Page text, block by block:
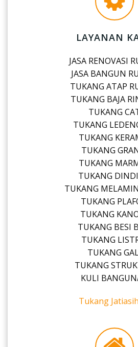
LAYANAN
JASA RENOVASI
JASA BANGUN
TUKANG ATAP
TUKANG BAJA
TUKANG
TUKANG
TUKANG
TUKANG
TUKANG
TUKANG
TUKANG
TUKANG
TUKANG
TUKANG BESI
TUKANG
TUKANG
TUKANG
KULI
Tukang Jatiasih